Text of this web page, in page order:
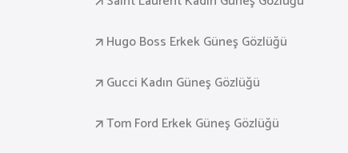
Hugo Boss Erkek Güneş Gözlüğü
Gucci Kadın Güneş Gözlüğü
Tom Ford Erkek Güneş Gözlüğü